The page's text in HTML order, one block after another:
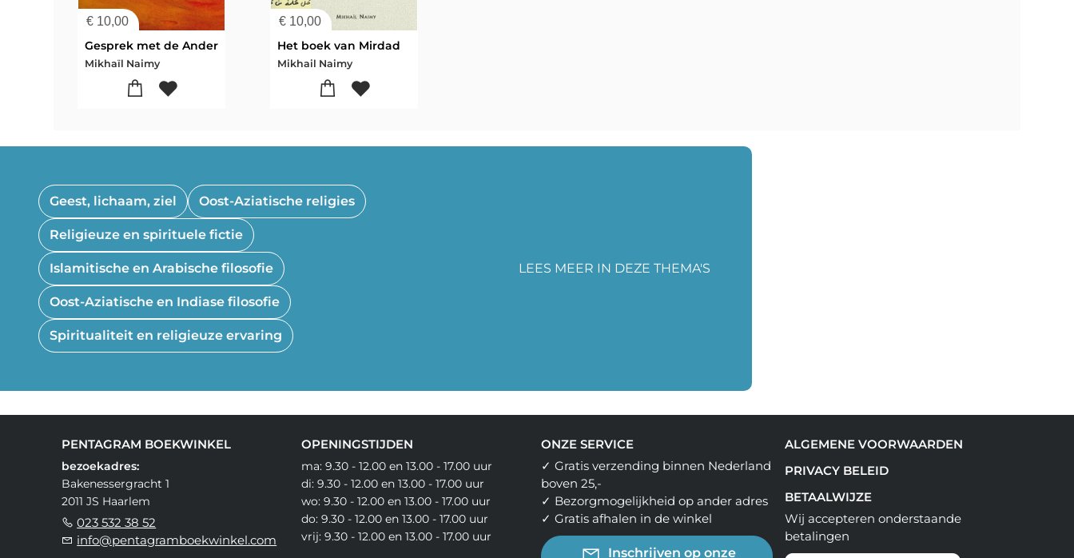
€ 10,00
Gesprek met de Ander
Mikhaïl Naimy
€ 10,00
Het boek van Mirdad
Mikhail Naimy
Geest, lichaam, ziel Oost-Aziatische religies
Religieuze en spirituele fictie
Islamitische en Arabische filosofie
Oost-Aziatische en Indiase filosofie
Spiritualiteit en religieuze ervaring
LEES MEER IN DEZE THEMA'S
PENTAGRAM BOEKWINKEL
bezoekadres:
Bakenessergracht 1
2011 JS Haarlem
023 532 38 52
info@pentagramboekwinkel.com
OPENINGSTIJDEN
ma: 9.30 - 12.00 en 13.00 - 17.00 uur
di: 9.30 - 12.00 en 13.00 - 17.00 uur
wo: 9.30 - 12.00 en 13.00 - 17.00 uur
do: 9.30 - 12.00 en 13.00 - 17.00 uur
vrij: 9.30 - 12.00 en 13.00 - 17.00 uur
ONZE SERVICE
✓ Gratis verzending binnen Nederland
boven 25,-
✓ Bezorgmogelijkheid op ander adres
✓ Gratis afhalen in de winkel
Inschrijven op onze
ALGEMENE VOORWAARDEN
PRIVACY BELEID
BETAALWIJZE
Wij accepteren onderstaande
betalingen